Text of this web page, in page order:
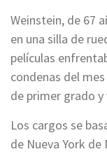
Weinstein, de 67
en una silla de
películas
condenas del
de primer grado
Los cargos se
de Nueva York de